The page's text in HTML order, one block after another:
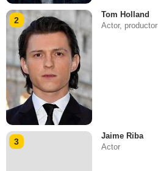
2
Tom Holland
Actor, productor
3
Jaime Riba
Actor